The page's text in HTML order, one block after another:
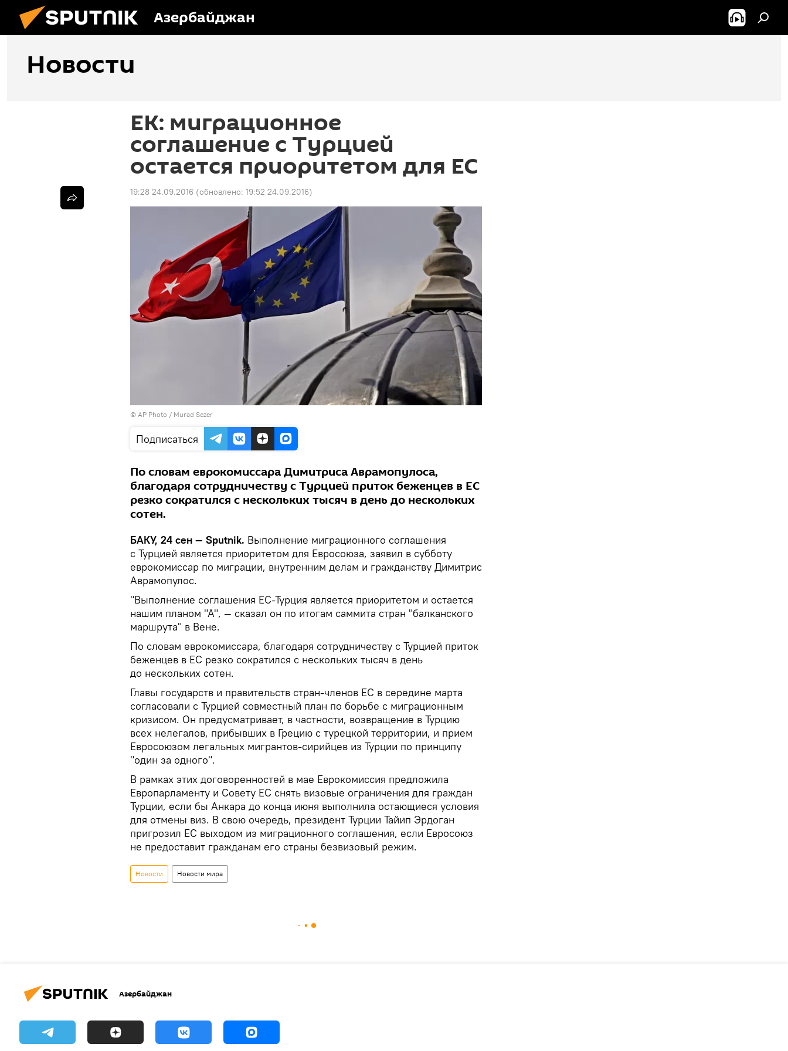
Азербайджан
Новости
ЕК: миграционное
соглашение с Турцией
остается приоритетом для ЕС
19:28 24.09.2016 (обновлено: 19:52 24.09.2016)
© AP Photo / Murad Sezer
Подписаться
По словам еврокомиссара Димитриса Аврамопулоса,
благодаря сотрудничеству с Турцией приток беженцев в ЕС
резко сократился с нескольких тысяч в день до нескольких
сотен.
БАКУ, 24 сен — Sputnik. Выполнение миграционного соглашения
с Турцией является приоритетом для Евросоюза, заявил в субботу
еврокомиссар по миграции, внутренним делам и гражданству Димитрис
Аврамопулос.
"Выполнение соглашения ЕС-Турция является приоритетом и остается
нашим планом "А", — сказал он по итогам саммита стран "балканского
маршрута" в Вене.
По словам еврокомиссара, благодаря сотрудничеству с Турцией приток
беженцев в ЕС резко сократился с нескольких тысяч в день
до нескольких сотен.
Главы государств и правительств стран-членов ЕС в середине марта
согласовали с Турцией совместный план по борьбе с миграционным
кризисом. Он предусматривает, в частности, возвращение в Турцию
всех нелегалов, прибывших в Грецию с турецкой территории, и прием
Евросоюзом легальных мигрантов-сирийцев из Турции по принципу
"один за одного".
В рамках этих договоренностей в мае Еврокомиссия предложила
Европарламенту и Совету ЕС снять визовые ограничения для граждан
Турции, если бы Анкара до конца июня выполнила остающиеся условия
для отмены виз. В свою очередь, президент Турции Тайип Эрдоган
пригрозил ЕС выходом из миграционного соглашения, если Евросоюз
не предоставит гражданам его страны безвизовый режим.
Новости Новости мира
Азербайджан